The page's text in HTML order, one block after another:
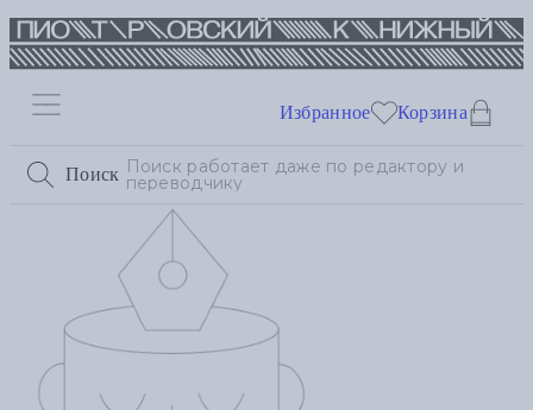
Поиск
Избранное Корзина